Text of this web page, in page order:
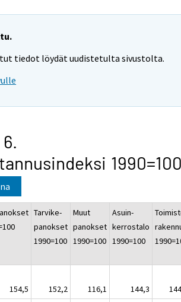
tiedot löydät uudistetulta sivustolta.
1990=100
Tarvike-
panokset
1990=100
Muut
panokset
1990=100
Asuin-
kerrostalo
1990=100
154,5 152,2 116,1 144,3